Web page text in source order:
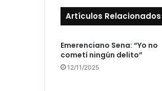
Artículos Relacionados
Emerenciano Sena: “Yo no
cometí ningún delito”
12/11/2025